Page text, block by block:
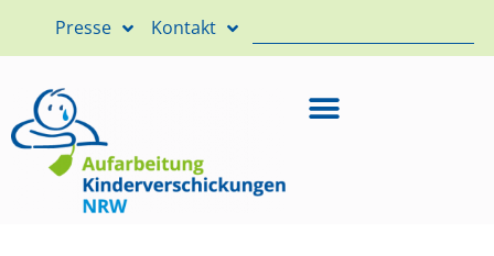
Presse Kontakt